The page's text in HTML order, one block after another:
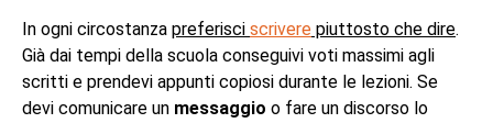
In ogni circostanza preferisci scrivere piuttosto che dire.
Già dai tempi della scuola conseguivi voti massimi agli
scritti e prendevi appunti copiosi durante le lezioni. Se
devi comunicare un messaggio o fare un discorso lo